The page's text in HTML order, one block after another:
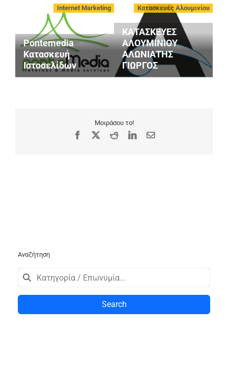
Internet Marketing
Pontemedia
Κατασκευή
Ιστοσελίδων
Κατασκευές Αλουμινίου
ΚΑΤΑΣΚΕΥΕΣ
ΑΛΟΥΜΙΝΙΟΥ
ΑΛΩΝΙΑΤΗΣ
ΓΙΩΡΓΟΣ
Μοιράσου το!
Facebook RedditLinkedIn
Email
Αναζήτηση
Search